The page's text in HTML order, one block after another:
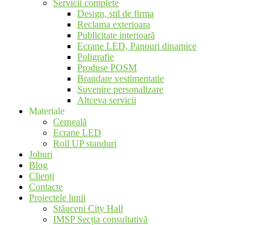
Servicii complete
Design, stil de firma
Reclama exterioara
Publicitate interioară
Ecrane LED, Panouri dinamice
Poligrafie
Produse POSM
Brandare vestimentatie
Suvenire personalizare
Altceva servicii
Materiale
Cerneală
Ecrane LED
Roll UP standuri
Joburi
Blog
Clienți
Contacte
Proiectele lunii
Stăuceni City Hall
IMSP Secția consultativă